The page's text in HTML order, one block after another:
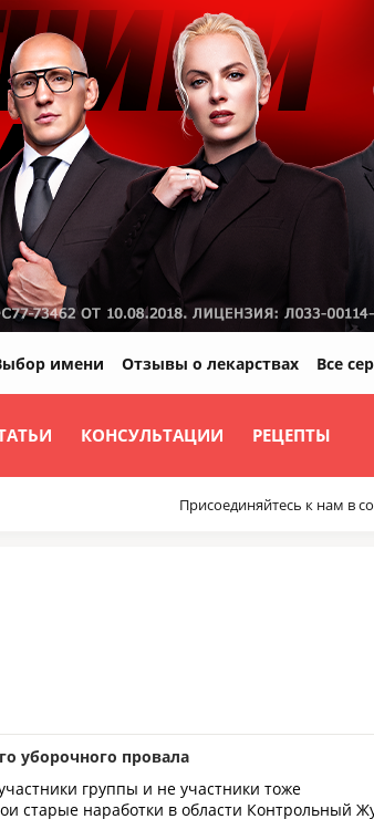
КОНСУЛЬТАЦИИ РЕЦЕПТЫ
имени Отзывы о лекарствах Все
Присоединяйтесь к нам в
уборочного провала
группы и не участники тоже
старые наработки в области Контрольный